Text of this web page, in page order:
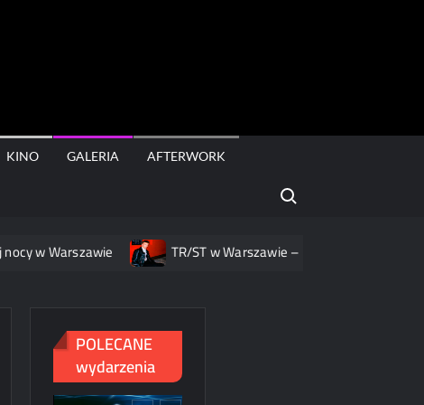
KINO GALERIA AFTERWORK
Search for:
TR/ST w Warszawie – nowa muzyka, nowa oprawa
POLECANE
wydarzenia